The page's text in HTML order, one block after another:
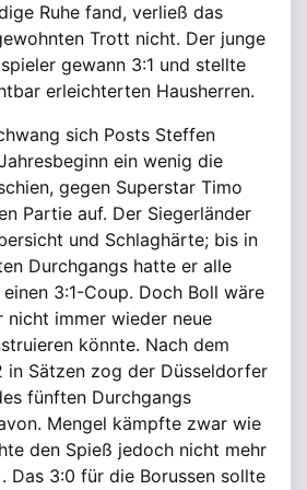
Ruhe fand, verließ das
Trott nicht. Der junge
gewann 3:1 und stellte
erleichterten Hausherren.
sich Posts Steffen
ein wenig die
gegen Superstar Timo
Partie auf. Der Siegerländer
und Schlaghärte; bis in
Durchgangs hatte er alle
3:1-Coup. Doch Boll wäre
nicht immer wieder neue
könnte. Nach dem
in Sätzen zog der Düsseldorfer
fünften Durchgangs
Mengel kämpfte zwar wie
den Spieß jedoch nicht mehr
Das 3:0 für die Borussen sollte